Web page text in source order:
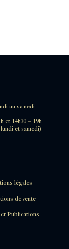
au samedi
et 14h30 – 19h
et samedi)
légales
de vente
et Publications